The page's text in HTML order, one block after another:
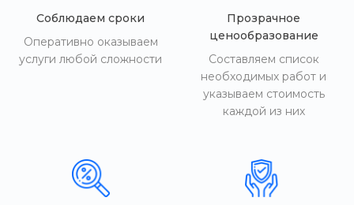
Соблюдаем сроки
Оперативно оказываем
услуги любой сложности
Прозрачное
ценообразование
Составляем список
необходимых работ и
указываем стоимость
каждой из них